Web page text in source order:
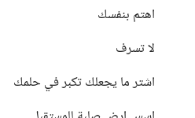
اهتم بنفسك
لا تسرف
اشتر ما يجعلك تكبر في حلمك